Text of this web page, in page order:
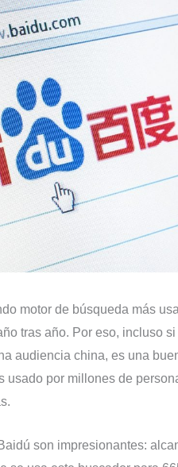
motor de búsqueda más
tras año. Por eso, incluso
audiencia china, es una
usado por millones de
son impresionantes: